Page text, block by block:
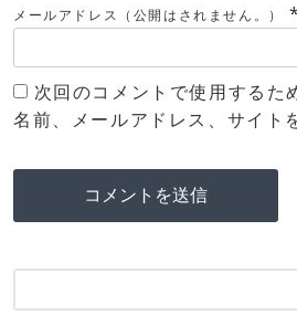
メールアドレス（公開はされません。） *
次回のコメントで使用するた
名前、メールアドレス、サイト